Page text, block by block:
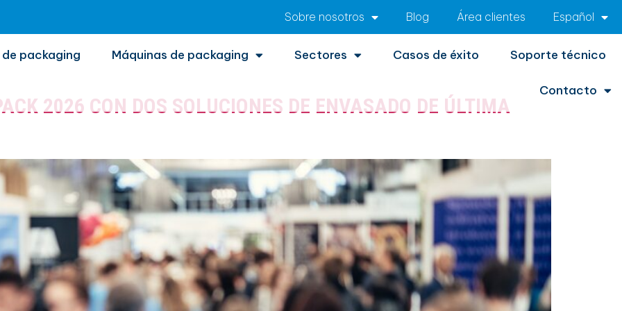
Sobre nosotros Blog Área clientes Español
packaging Máquinas de packaging Sectores Casos de éxito Soporte técnico
Contacto
2026 CON DOS SOLUCIONES DE ENVASADO DE ÚLTIMA